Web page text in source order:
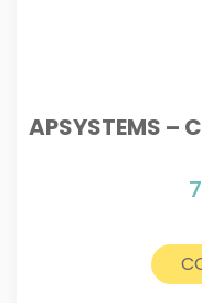
APSYSTEMS